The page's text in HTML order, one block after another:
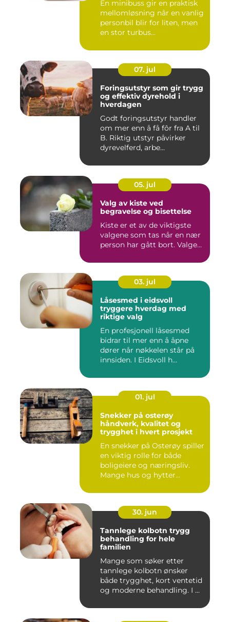
En minibuss gir en praktisk
mellomløsning når en vanlig
personbil blir for liten, men
en stor turbus...
07. jul
Foringsutstyr som gir trygg
og effektiv dyrehold i
hverdagen
Godt foringsutstyr handler
om mer enn å få fôr fra A til
B. Riktig utstyr påvirker
dyrevelferd, arbe...
05. jul
Valg av kiste ved
begravelse og bisettelse
Kiste er et av de viktigste
valgene som tas når en nær
person har gått bort. Valge...
03. jul
Låsesmed i eidsvoll
tryggere hverdag med
riktige valg
En profesjonell låsesmed
bidrar til mer enn å åpne
dører når nøkkelen står på
innsiden. I Eidsvoll h...
01. jul
Snekker på osterøy
håndverk, kvalitet og
trygghet i hvert prosjekt
En snekker på Osterøy spiller
en viktig rolle for både
boligeiere og næringsliv.
Mange hus og hytter...
30. jun
Tannlege kolbotn trygg
behandling for hele
familien
Mange som søker etter
tannlege kolbotn ønsker
både trygghet, kort ventetid
og moderne behandling. I ...